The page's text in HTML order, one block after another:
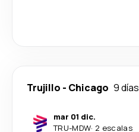
Trujillo - Chicago 9 días
mar 01 dic.
TRU-MDW· 2 escalas